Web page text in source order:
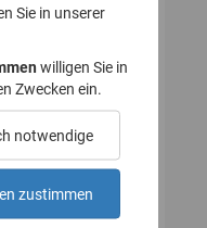
erstellen
Sie in unserer
willigen Sie in
Zwecken ein.
notwendige
zustimmen